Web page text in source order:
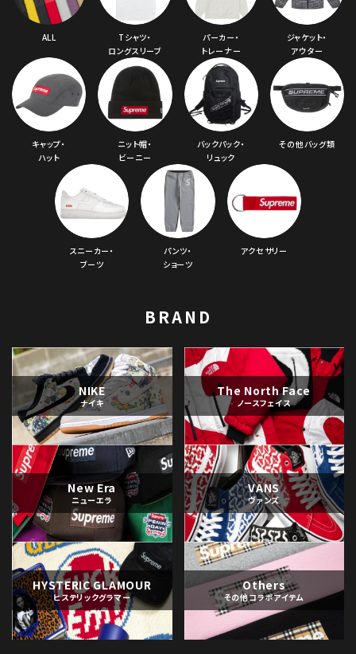
ALL
Tシャツ・
ロングスリーブ
パーカー・
トレーナー
ジャケット・
アウター
キャップ・
ハット
ニット帽・
ビーニー
バックパック・
リュック
その他バッグ類
スニーカー・
ブーツ
パンツ・
ショーツ
アクセサリー
BRAND
NIKE
ナイキ
The North Face
ノースフェイス
New Era
ニューエラ
VANS
ヴァンズ
HYSTERIC GLAMOUR
ヒステリックグラマー
Others
その他コラボアイテム